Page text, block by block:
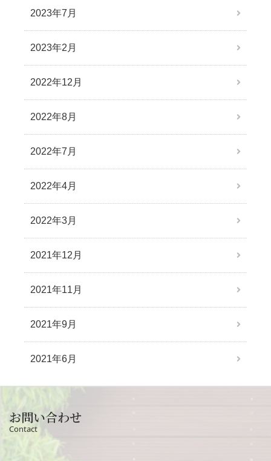
2023年7月
2023年2月
2022年12月
2022年8月
2022年7月
2022年4月
2022年3月
2021年12月
2021年11月
2021年9月
2021年6月
お問い合わせ
Contact